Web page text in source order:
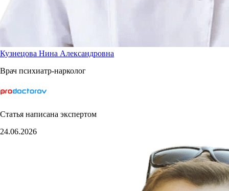
Кузнецова Нина Александровна
Врач психиатр-нарколог
Статья написана экспертом
24.06.2026